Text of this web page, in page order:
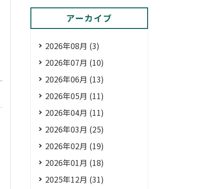
アーカイブ
2026年08月 (3)
2026年07月 (10)
2026年06月 (13)
2026年05月 (11)
2026年04月 (11)
2026年03月 (25)
2026年02月 (19)
2026年01月 (18)
2025年12月 (31)